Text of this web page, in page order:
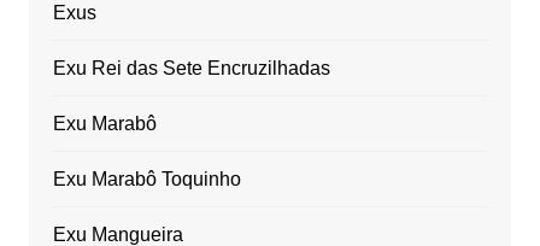
Exus
Exu Rei das Sete Encruzilhadas
Exu Marabô
Exu Marabô Toquinho
Exu Mangueira